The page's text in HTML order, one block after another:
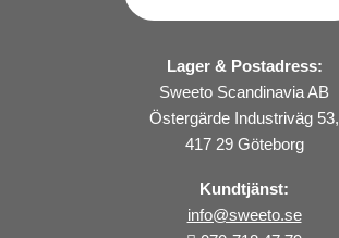
Lager & Postadress:
Sweeto Scandinavia AB
Östergärde Industriväg 53,
417 29 Göteborg
Kundtjänst:
info@sweeto.se